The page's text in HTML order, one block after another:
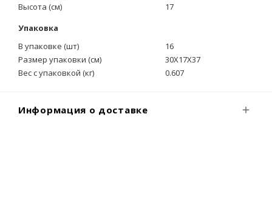
Высота (см)
17
Упаковка
В упаковке (шт)
16
Размер упаковки (см)
30X17X37
Вес с упаковкой (кг)
0.607
Информация о доставке